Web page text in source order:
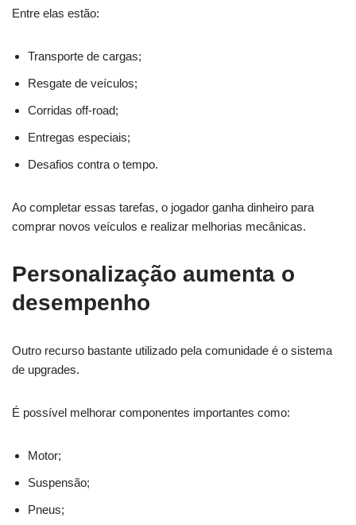
Entre elas estão:
Transporte de cargas;
Resgate de veículos;
Corridas off-road;
Entregas especiais;
Desafios contra o tempo.
Ao completar essas tarefas, o jogador ganha dinheiro para
comprar novos veículos e realizar melhorias mecânicas.
Personalização aumenta o
desempenho
Outro recurso bastante utilizado pela comunidade é o sistema
de upgrades.
É possível melhorar componentes importantes como:
Motor;
Suspensão;
Pneus;